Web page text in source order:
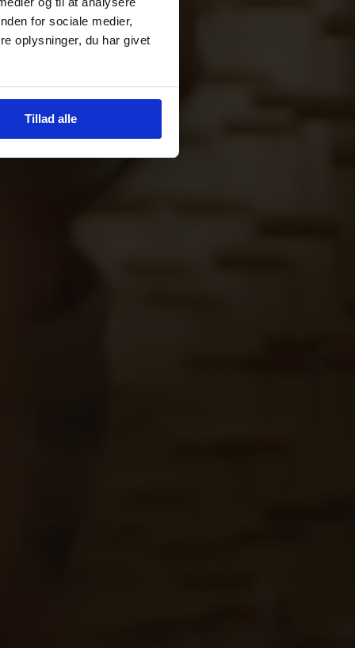
for sociale medier,
oplysninger, du har givet
Tillad alle